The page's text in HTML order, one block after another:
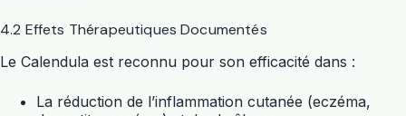
4.2 Effets Thérapeutiques Documentés
Le Calendula est reconnu pour son efficacité dans :
La réduction de l’inflammation cutanée (eczéma,